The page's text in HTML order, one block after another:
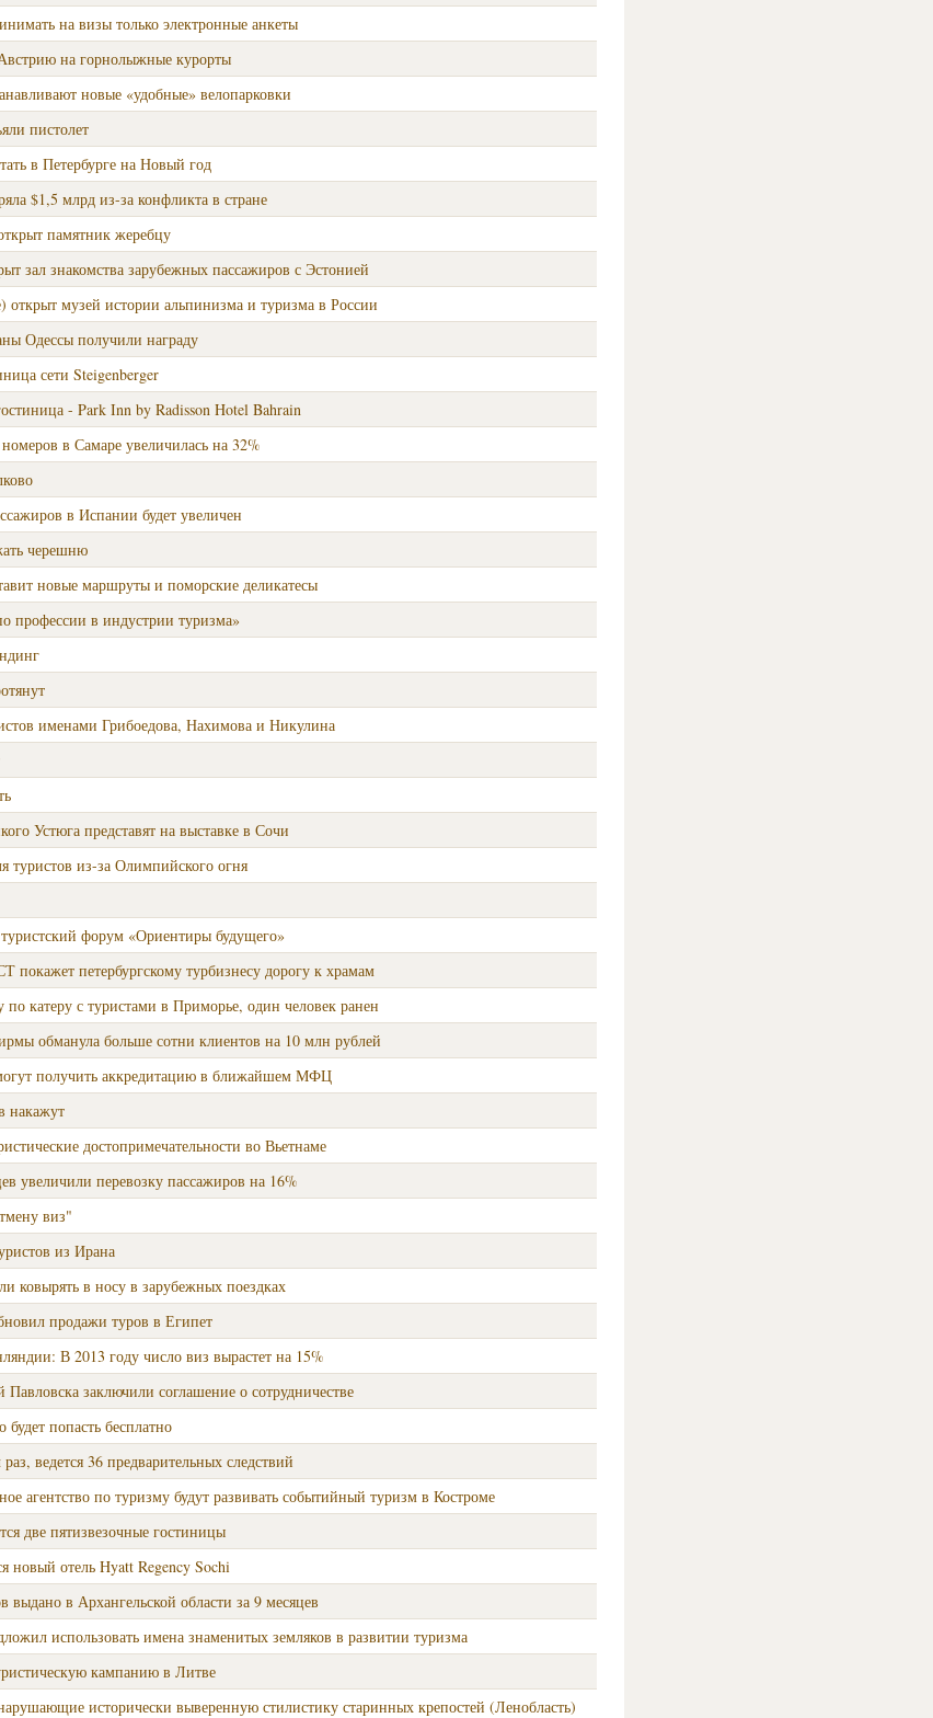
на визы только электронные анкеты
на горнолыжные курорты
новые «удобные» велопарковки
пистолет
в Петербурге на Новый год
$1,5 млрд из-за конфликта в стране
памятник жеребцу
зал знакомства зарубежных пассажиров с Эстонией
открыт музей истории альпинизма и туризма в России
Одессы получили награду
сети Steigenberger
- Park Inn by Radisson Hotel Bahrain
в Самаре увеличилась на 32%
в Испании будет увеличен
черешню
новые маршруты и поморские деликатесы
профессии в индустрии туризма»
именами Грибоедова, Нахимова и Никулина
Устюга представят на выставке в Сочи
туристов из-за Олимпийского огня
форум «Ориентиры будущего»
петербургскому турбизнесу дорогу к храмам
по катеру с туристами в Приморье, один человек ранен
обманула больше сотни клиентов на 10 млн рублей
получить аккредитацию в ближайшем МФЦ
накажут
достопримечательности во Вьетнаме
увеличили перевозку пассажиров на 16%
виз"
из Ирана
ковырять в носу в зарубежных поездках
продажи туров в Египет
В 2013 году число виз вырастет на 15%
заключили соглашение о сотрудничестве
попасть бесплатно
ведется 36 предварительных следствий
агентство по туризму будут развивать событийный туризм в Костроме
две пятизвезочные гостиницы
новый отель Hyatt Regency Sochi
выдано в Архангельской области за 9 месяцев
использовать имена знаменитых земляков в развитии туризма
кампанию в Литве
исторически выверенную стилистику старинных крепостей (Ленобласть)